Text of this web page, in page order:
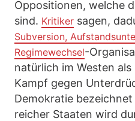
Oppositionen, welche
sind. Kritiker sagen,
Subversion,
Regimewechsel-
natürlich im Westen
Kampf gegen
Demokratie
reicher Staaten wird